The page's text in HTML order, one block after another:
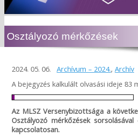
Osztályozó mérkőzések
2024. 05. 06. Archívum – 2024., Archív
A bejegyzés kalkulált olvasási ideje 83
Az MLSZ Versenybizottsága a
Osztályozó mérkőzések sorsolásával
kapcsolatosan.